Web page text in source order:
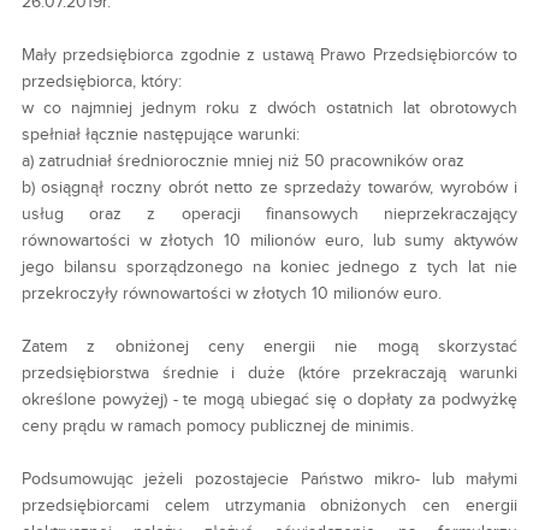
Mały przedsiębiorca zgodnie z ustawą Prawo Przedsiębiorców to
przedsiębiorca, który:
w co najmniej jednym roku z dwóch ostatnich lat obrotowych
spełniał łącznie następujące warunki:
a) zatrudniał średniorocznie mniej niż 50 pracowników oraz
b) osiągnął roczny obrót netto ze sprzedaży towarów, wyrobów i
usług oraz z operacji finansowych nieprzekraczający
równowartości w złotych 10 milionów euro, lub sumy aktywów
jego bilansu sporządzonego na koniec jednego z tych lat nie
przekroczyły równowartości w złotych 10 milionów euro.
Zatem z obniżonej ceny energii nie mogą skorzystać
przedsiębiorstwa średnie i duże (które przekraczają warunki
określone powyżej) - te mogą ubiegać się o dopłaty za podwyżkę
ceny prądu w ramach pomocy publicznej de minimis.
Podsumowując jeżeli pozostajecie Państwo mikro- lub małymi
przedsiębiorcami celem utrzymania obniżonych cen energii